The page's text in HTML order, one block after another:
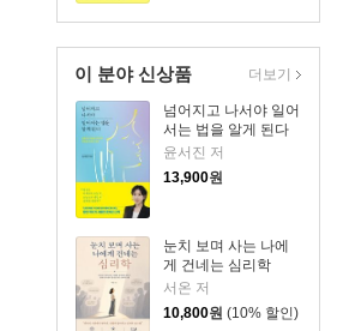
이 분야 신상품
넘어지고 나서야 일어
서는 법을 알게 된다
윤서진 저
13,900원
눈치 보며 사는 나에
게 건네는 심리학
서온 저
10,800원 (10% 할인)
더보기